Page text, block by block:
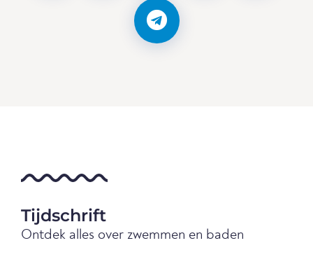
Tijdschrift
Ontdek alles over zwemmen en baden